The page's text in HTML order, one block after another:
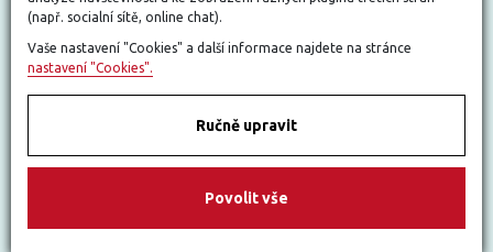
(např. socialní sítě, online chat).
Vaše nastavení "Cookies" a další informace najdete na stránce
nastavení "Cookies".
Ručně upravit
Povolit vše